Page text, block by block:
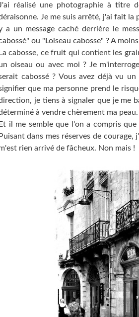
J'ai réalisé une photographie à titre
Je me suis arrêté, j'ai fait la
a un message caché derrière le
ou "Loiseau cabosse" ? A
La cabosse, ce fruit qui contient les
oiseau ou avec moi ? Je
cabossé ? Vous avez déjà vu
que ma personne prend le
je tiens à signaler que je me
à vendre chèrement ma
Et il me semble que l'on a compris
Puisant dans mes réserves de
rien arrivé de fâcheux. Non mais !